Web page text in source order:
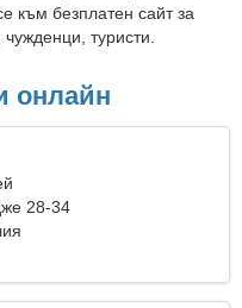
към безплатен сайт за
туристи.
онлайн
28-34